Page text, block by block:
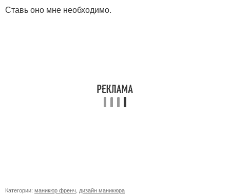
Ставь оно мне необходимо.
Категории: маникюр френч дизайн маникюра